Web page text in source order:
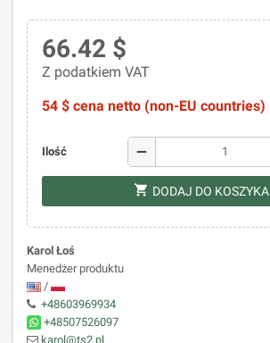
66.42 $
Z podatkiem VAT
54 $ cena netto (non-EU countries)
Ilość remove
shopping_cart DODAJ DO KOSZYKA
Karol Łoś
Menedżer produktu
/
+48603969934
+48507526097
karol@ts2.pl